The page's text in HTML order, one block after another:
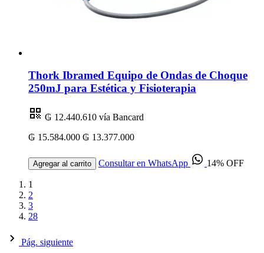
Thork Ibramed Equipo de Ondas de Choque
250mJ para Estética y Fisioterapia
₲ 12.440.610 vía Bancard
₲ 15.584.000 ₲ 13.377.000
Agregar al carrito Consultar en WhatsApp 14% OFF
1
2
3
28
Pág. siguiente